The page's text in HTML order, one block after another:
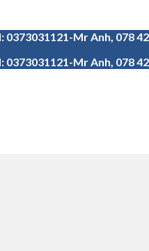
Mr Anh, 078
Mr Anh, 078